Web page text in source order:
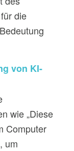
die
von KI-
wie „Diese
Computer
um